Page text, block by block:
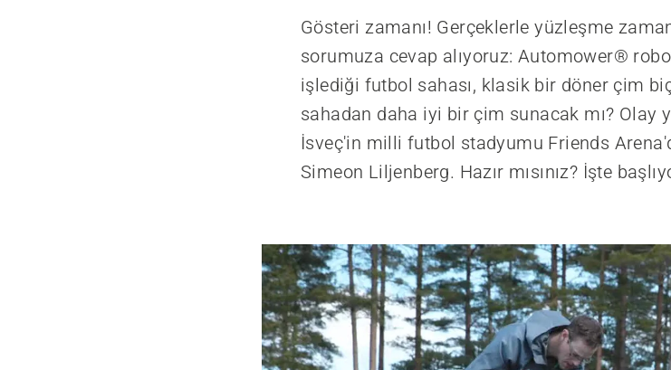
Gösteri zamanı! Gerçeklerle yüzleşme
sorumuza cevap alıyoruz: Automower®
işlediği futbol sahası, klasik bir döner çim
sahadan daha iyi bir çim sunacak mı? Olay
İsveç'in milli futbol stadyumu Friends
Simeon Liljenberg. Hazır mısınız? İşte